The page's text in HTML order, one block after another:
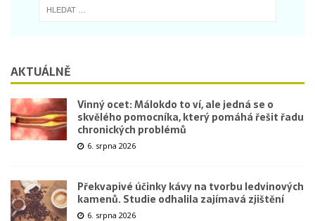
AKTUÁLNĚ
Vinný ocet: Málokdo to ví, ale jedná se o
skvělého pomocníka, který pomáhá řešit řadu
chronických problémů
6. srpna 2026
Překvapivé účinky kávy na tvorbu ledvinových
kamenů. Studie odhalila zajímavá zjištění
6. srpna 2026